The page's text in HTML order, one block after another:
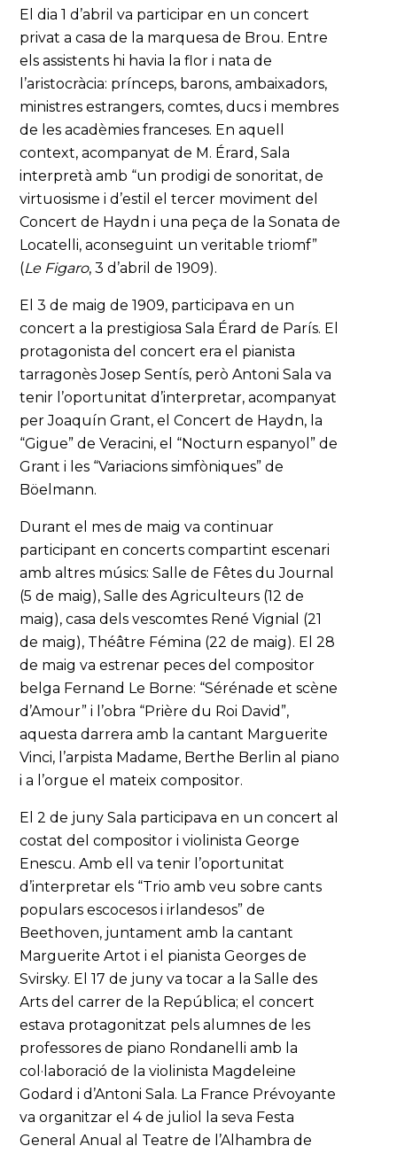
El dia 1 d’abril va participar en un concert
privat a casa de la marquesa de Brou. Entre
els assistents hi havia la flor i nata de
l’aristocràcia: prínceps, barons, ambaixadors,
ministres estrangers, comtes, ducs i membres
de les acadèmies franceses. En aquell
context, acompanyat de M. Érard, Sala
interpretà amb “un prodigi de sonoritat, de
virtuosisme i d’estil el tercer moviment del
Concert de Haydn i una peça de la Sonata de
Locatelli, aconseguint un veritable triomf”
(Le Figaro, 3 d’abril de 1909).
El 3 de maig de 1909, participava en un
concert a la prestigiosa Sala Érard de París. El
protagonista del concert era el pianista
tarragonès Josep Sentís, però Antoni Sala va
tenir l’oportunitat d’interpretar, acompanyat
per Joaquín Grant, el Concert de Haydn, la
“Gigue” de Veracini, el “Nocturn espanyol” de
Grant i les “Variacions simfòniques” de
Böelmann.
Durant el mes de maig va continuar
participant en concerts compartint escenari
amb altres músics: Salle de Fêtes du Journal
(5 de maig), Salle des Agriculteurs (12 de
maig), casa dels vescomtes René Vignial (21
de maig), Théâtre Fémina (22 de maig). El 28
de maig va estrenar peces del compositor
belga Fernand Le Borne: “Sérénade et scène
d’Amour” i l’obra “Prière du Roi David”,
aquesta darrera amb la cantant Marguerite
Vinci, l’arpista Madame, Berthe Berlin al piano
i a l’orgue el mateix compositor.
El 2 de juny Sala participava en un concert al
costat del compositor i violinista George
Enescu. Amb ell va tenir l’oportunitat
d’interpretar els “Trio amb veu sobre cants
populars escocesos i irlandesos” de
Beethoven, juntament amb la cantant
Marguerite Artot i el pianista Georges de
Svirsky. El 17 de juny va tocar a la Salle des
Arts del carrer de la República; el concert
estava protagonitzat pels alumnes de les
professores de piano Rondanelli amb la
col·laboració de la violinista Magdeleine
Godard i d’Antoni Sala. La France Prévoyante
va organitzar el 4 de juliol la seva Festa
General Anual al Teatre de l’Alhambra de